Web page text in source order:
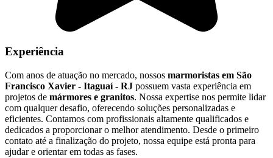
Experiência
Com anos de atuação no mercado, nossos marmoristas em São
Francisco Xavier - Itaguaí - RJ possuem vasta experiência em
projetos de mármores e granitos. Nossa expertise nos permite lidar
com qualquer desafio, oferecendo soluções personalizadas e
eficientes. Contamos com profissionais altamente qualificados e
dedicados a proporcionar o melhor atendimento. Desde o primeiro
contato até a finalização do projeto, nossa equipe está pronta para
ajudar e orientar em todas as fases.